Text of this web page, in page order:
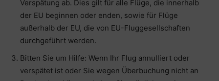
Verspätung ab. Dies gilt für alle Flüge, die innerhalb
der EU beginnen oder enden, sowie für Flüge
außerhalb der EU, die von EU-Fluggesellschaften
durchgeführt werden.
Bitten Sie um Hilfe: Wenn Ihr Flug annulliert oder
verspätet ist oder Sie wegen Überbuchung nicht an